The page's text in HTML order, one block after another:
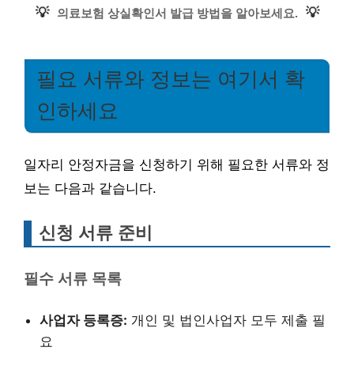
💡 의료보험 상실확인서 발급 방법을 알아보세요. 💡
필요 서류와 정보는 여기서 확
인하세요
일자리 안정자금을 신청하기 위해 필요한 서류와 정
보는 다음과 같습니다.
신청 서류 준비
필수 서류 목록
사업자 등록증: 개인 및 법인사업자 모두 제출 필
요